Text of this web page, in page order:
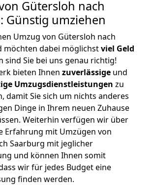
Gütersloh nach
Günstig umziehen
Umzug von Gütersloh nach
möchten dabei möglichstviel Geld
sind Sie bei uns genau richtig!
bieten Ihnen zuverlässige und
Umzugsdienstleistungen zu
damit Sie sich um nichts anderes
Dinge in Ihrem neuen Zuhause
Weiterhin verfügen wir über
Erfahrung mit Umzügen von
Saarburg mit jeglicher
und können Ihnen somit
wir für jedes Budget eine
finden werden.